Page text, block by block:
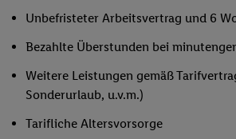
Unbefristeter Arbeitsvertrag und 6
Bezahlte Überstunden bei
Weitere Leistungen gemäß
Sonderurlaub, u.v.m.)
Tarifliche Altersvorsorge